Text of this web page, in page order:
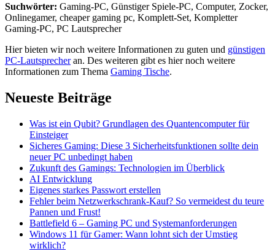
Suchwörter: Gaming-PC, Günstiger Spiele-PC, Computer, Zocker,
Onlinegamer, cheaper gaming pc, Komplett-Set, Kompletter
Gaming-PC, PC Lautsprecher
Hier bieten wir noch weitere Informationen zu guten und günstigen
PC-Lautsprecheran. Des weiteren gibt es hier noch weitere
Informationen zum Thema Gaming Tische.
Neueste Beiträge
Was ist ein Qubit? Grundlagen des Quantencomputer für
Einsteiger
Sicheres Gaming: Diese 3 Sicherheitsfunktionen sollte dein
neuer PC unbedingt haben
Zukunft des Gamings: Technologien im Überblick
AI Entwicklung
Eigenes starkes Passwort erstellen
Fehler beim Netzwerkschrank-Kauf? So vermeidest du teure
Pannen und Frust!
Battlefield 6 – Gaming PC und Systemanforderungen
Windows 11 für Gamer: Wann lohnt sich der Umstieg
wirklich?